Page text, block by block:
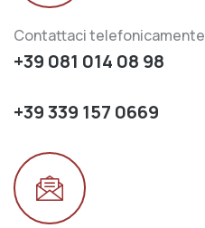
Contattaci telefonicamente
+39 081 014 08 98
+39 339 157 0669